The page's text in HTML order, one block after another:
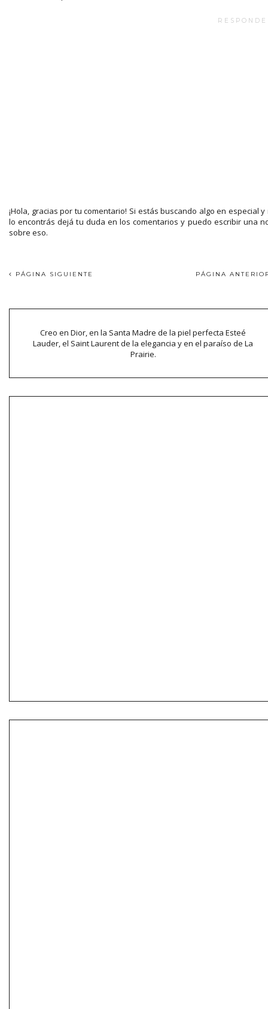
¡Hola, gracias por tu comentario! Si estás buscando algo en especial y
lo encontrás dejá tu duda en los comentarios y puedo escribir una
sobre eso.
PÁGINA SIGUIENTE PÁGINA
Creo en Dior, en la Santa Madre de la piel perfecta Esteé
Lauder, el Saint Laurent de la elegancia y en el paraíso de La
Prairie.